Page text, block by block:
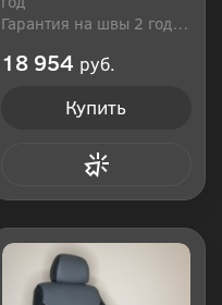
Гарантия на швы 2 года
18 954 руб.
Купить